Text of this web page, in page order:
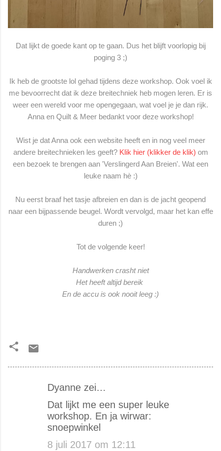
Dat lijkt de goede kant op te gaan. Dus het blijft voorlopig bij
poging 3 ;)
Ik heb de grootste lol gehad tijdens deze workshop. Ook voel ik
me bevoorrecht dat ik deze breitechniek heb mogen leren. Er is
weer een wereld voor me opengegaan, wat voel je je dan rijk.
Anna en Quilt & Meer bedankt voor deze workshop!
Wist je dat Anna ook een website heeft en in nog veel meer
andere breitechnieken les geeft? Klik hier (klikker de klik) om
een bezoek te brengen aan 'Verslingerd Aan Breien'. Wat een
leuke naam hè :)
Nu eerst braaf het tasje afbreien en dan is de jacht geopend
naar een bijpassende beugel. Wordt vervolgd, maar het kan effe
duren ;)
Tot de volgende keer!
Handwerken crasht niet
Het heeft altijd bereik
En de accu is ook nooit leeg :)
Dyanne zei…
Dat lijkt me een super leuke
workshop. En ja wirwar:
snoepwinkel
8 juli 2017 om 12:11